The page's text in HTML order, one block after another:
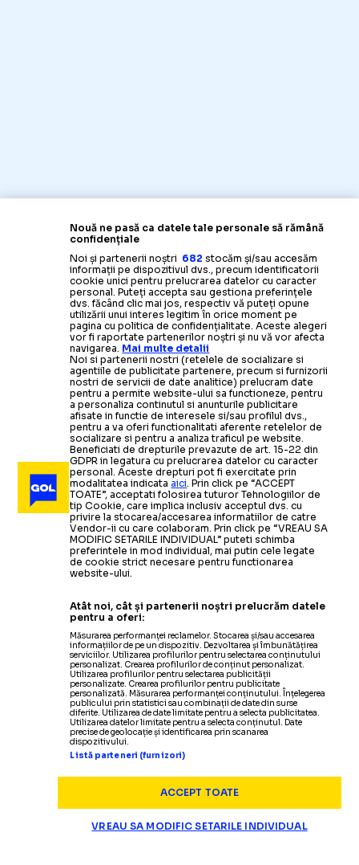
Nouă ne pasă ca datele tale personale să rămână
confidențiale
Noi și partenerii noștri 682 stocăm și/sau accesăm
informații pe dispozitivul dvs., precum identificatorii
cookie unici pentru prelucrarea datelor cu caracter
personal. Puteți accepta sau gestiona preferințele
dvs. făcând clic mai jos, respectiv vă puteți opune
utilizării unui interes legitim în orice moment pe
pagina cu politica de confidențialitate. Aceste alegeri
vor fi raportate partenerilor noștri și nu vă vor afecta
navigarea. Mai multe detalii
Noi si partenerii nostri (retelele de socializare si
agentiile de publicitate partenere, precum si furnizorii
nostri de servicii de date analitice) prelucram date
pentru a permite website-ului sa functioneze, pentru
a personaliza continutul si anunturile publicitare
afisate in functie de interesele si/sau profilul dvs.,
pentru a va oferi functionalitati aferente retelelor de
socializare si pentru a analiza traficul pe website.
Beneficiati de drepturile prevazute de art. 15-22 din
GDPR in legatura cu prelucrarea datelor cu caracter
personal. Aceste drepturi pot fi exercitate prin
modalitatea indicataaici. Prin click pe “ACCEPT
TOATE”, acceptati folosirea tuturor Tehnologiilor de
tip Cookie, care implica inclusiv acceptul dvs. cu
privire la stocarea/accesarea informatiilor de catre
Vendor-ii cu care colaboram. Prin click pe “VREAU SA
MODIFIC SETARILE INDIVIDUAL” puteti schimba
preferintele in mod individual, mai putin cele legate
de cookie strict necesare pentru functionarea
website-ului.
Atât noi, cât și partenerii noștri prelucrăm datele
pentru a oferi:
Măsurarea performanței reclamelor. Stocarea și/sau accesarea
informațiilor de pe un dispozitiv. Dezvoltarea și îmbunătățirea
serviciilor. Utilizarea profilurilor pentru selectarea conținutului
personalizat. Crearea profilurilor de conținut personalizat.
Utilizarea profilurilor pentru selectarea publicității
personalizate. Crearea profilurilor pentru publicitate
personalizată. Măsurarea performanței conținutului. Înțelegerea
publicului prin statistici sau combinații de date din surse
diferite. Utilizarea de date limitate pentru a selecta publicitatea.
Utilizarea datelor limitate pentru a selecta conținutul. Date
precise de geolocație și identificarea prin scanarea
dispozitivului.
Listă parteneri (furnizori)
ACCEPT TOATE
VREAU SA MODIFIC SETARILE INDIVIDUAL